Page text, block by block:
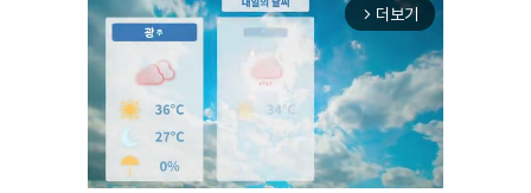
arrow_forward_ios 더보기